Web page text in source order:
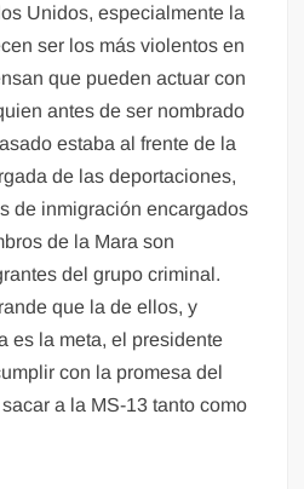
Unidos, especialmente la
ser los más violentos en
que pueden actuar con
antes de ser nombrado
estaba al frente de la
de las deportaciones,
de inmigración encargados
de la Mara son
del grupo criminal.
que la de ellos, y
es la meta, el presidente
con la promesa del
a la MS-13 tanto como